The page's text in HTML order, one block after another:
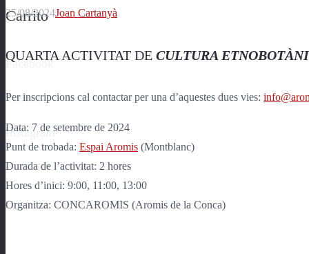
Carrito
Facebook
Twitter
Instagram
25/08/2024Joan Cartanyà
QUARTA ACTIVITAT DE CULTURA
Per inscripcions cal contactar per una d’aquestes dues vies:
Data: 7 de setembre de 2024
Punt de trobada: Espai Aromis (Montblanc)
Durada de l’activitat: 2 hores
Hores d’inici: 9:00, 11:00, 13:00
Organitza: CONCAROMIS (Aromis de la Conca)